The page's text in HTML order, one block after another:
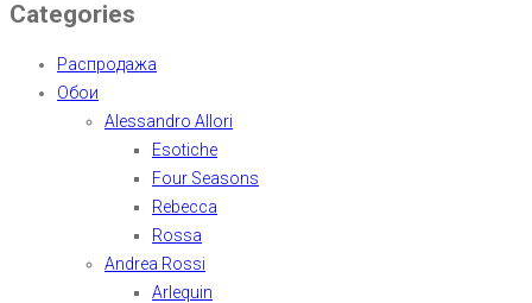
Categories
Распродажа
Обои
Alessandro Allori
Esotiche
Four Seasons
Rebecca
Rossa
Andrea Rossi
Arlequin